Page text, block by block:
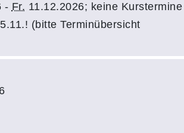
- Fr. 11.12.2026; keine Kurstermine
(bitte Terminübersicht